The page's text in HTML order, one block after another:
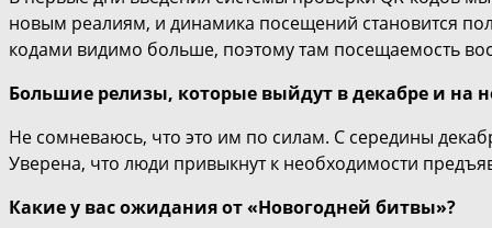
новым реалиям, и динамика посещений становится
кодами видимо больше, поэтому там посещаемость
Большие релизы, которые выйдут в декабре и на
Не сомневаюсь, что это им по силам. С середины
Уверена, что люди привыкнут к необходимости
Какие у вас ожидания от «Новогодней битвы»?